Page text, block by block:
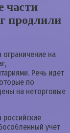
части
продлили
ограничение на
Речь идет
по
на неторговые
российские
учет